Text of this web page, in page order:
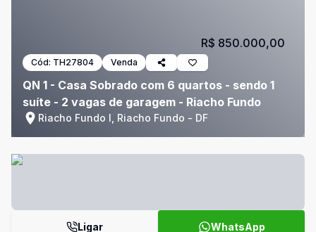
Cód: TH27804 Venda
QN 1 - Casa Sobrado com 6 quartos - sendo 1
suíte - 2 vagas de garagem - Riacho Fundo
Riacho Fundo I, Riacho Fundo - DF
R$ 850.000,00
Ligar WhatsApp